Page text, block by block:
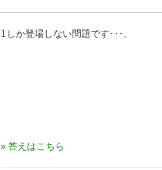
1
1 しか登場しない問題です･･･。
» 答えはこちら